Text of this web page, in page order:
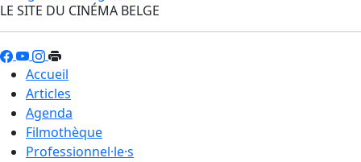
LE SITE DU CINÉMA BELGE
Accueil
Articles
Agenda
Filmothèque
Professionnel·le·s